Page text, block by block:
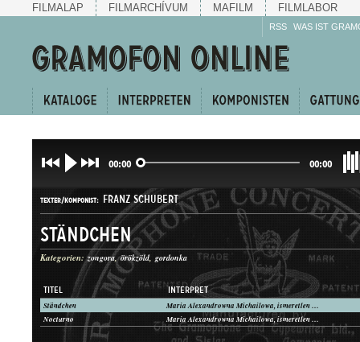
FILMALAP FILMARCHÍVUM MAFILM FILMLABOR
RSS WAS IST
00:00 00:00
TEXTER/KOMPONIST: FRANZ SCHUBERT
GATTUNG: DAL
Ständchen
Kategorien: zongora örökzöld gordonka
TITEL INTERPRET
Ständchen
Maria Alexandrowna Michailowa, ismeretlen zenészek (zongora, gordonka)
Nocturno
Maria Alexandrowna Michailowa, ismeretlen zenészek (zongora, gordonka)